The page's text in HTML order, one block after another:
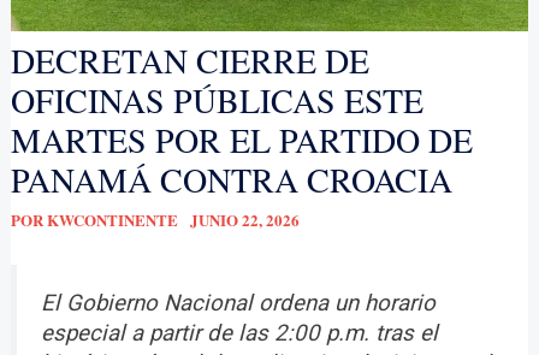
DECRETAN CIERRE DE
OFICINAS PÚBLICAS ESTE
MARTES POR EL PARTIDO DE
PANAMÁ CONTRA CROACIA
PORKWCONTINENTE JUNIO 22, 2026
El Gobierno Nacional ordena un horario
especial a partir de las 2:00 p.m. tras el